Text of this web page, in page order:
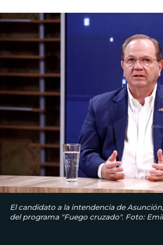
El candidato a la intendencia de
del programa "Fuego cruzado". Foto: